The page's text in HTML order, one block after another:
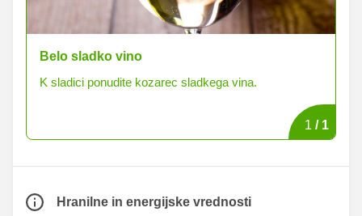
Belo sladko vino
K sladici ponudite kozarec sladkega vina.
1 / 1
Hranilne in energijske vrednosti